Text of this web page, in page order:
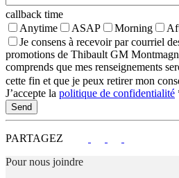
callback time
Anytime
ASAP Morning
Je consens à recevoir par courriel
promotions de Thibault GM
comprends que mes renseignements
cette fin et que je peux retirer mon
J’accepte la politique de confidentialité
PARTAGEZ
Pour nous joindre